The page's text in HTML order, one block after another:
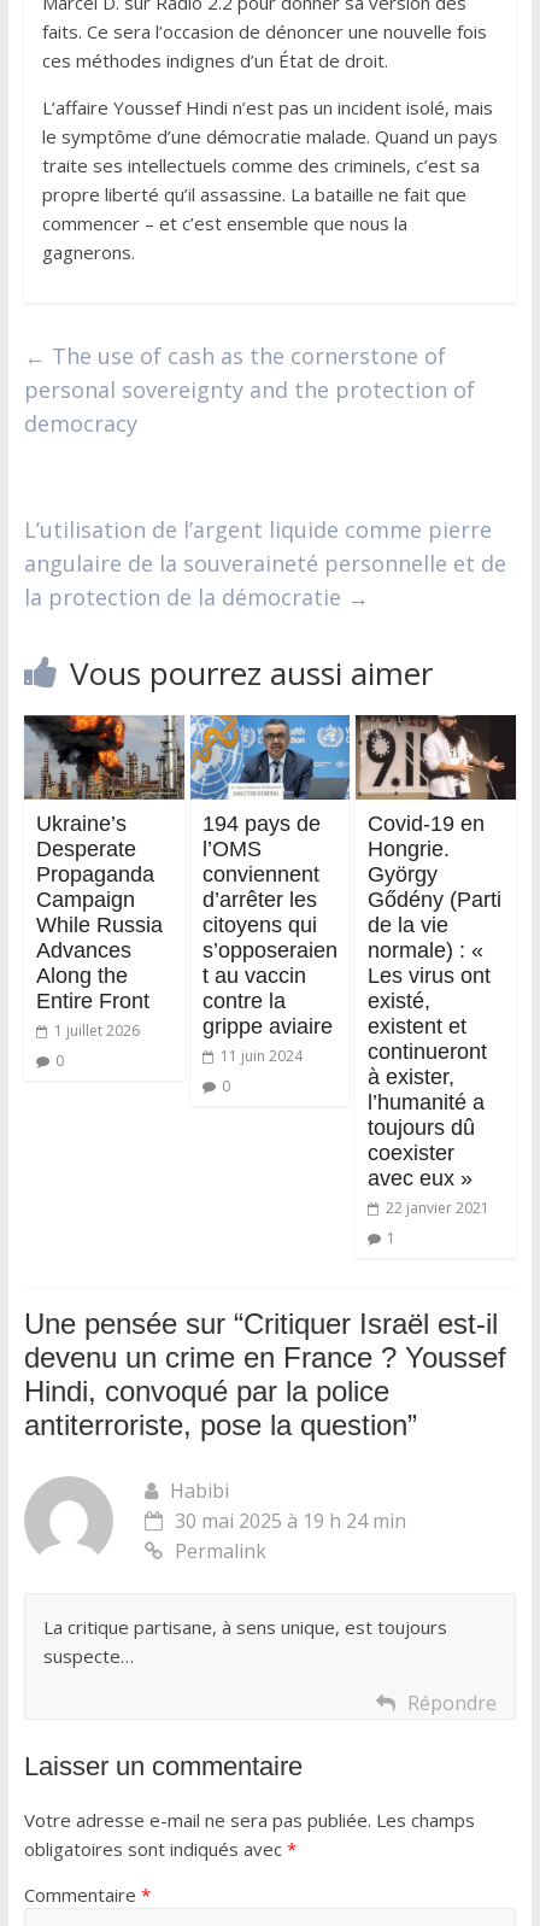
faits. Ce sera l’occasion de dénoncer une nouvelle fois
ces méthodes indignes d’un État de droit.
L’affaire Youssef Hindi n’est pas un incident isolé, mais
le symptôme d’une démocratie malade. Quand un pays
traite ses intellectuels comme des criminels, c’est sa
propre liberté qu’il assassine. La bataille ne fait que
commencer – et c’est ensemble que nous la
gagnerons.
← The use of cash as the cornerstone of
personal sovereignty and the protection of
democracy
L’utilisation de l’argent liquide comme pierre
angulaire de la souveraineté personnelle et de
la protection de la démocratie →
Vous pourrez aussi aimer
Ukraine’s
Desperate
Propaganda
Campaign
While Russia
Advances
Along the
Entire Front
1 juillet 2026
0
194 pays de
l’OMS
conviennent
d’arrêter les
citoyens qui
s’opposeraien
t au vaccin
contre la
grippe aviaire
11 juin 2024
0
Covid-19 en
Hongrie.
György
Gődény (Parti
de la vie
normale) : «
Les virus ont
existé,
existent et
continueront
à exister,
l’humanité a
toujours dû
coexister
avec eux »
22 janvier 2021
1
Une pensée sur “Critiquer Israël est-il
devenu un crime en France ? Youssef
Hindi, convoqué par la police
antiterroriste, pose la question”
Habibi
30 mai 2025 à 19 h 24 min
Permalink
La critique partisane, à sens unique, est toujours
suspecte…
Répondre
Laisser un commentaire
Votre adresse e-mail ne sera pas publiée. Les champs
obligatoires sont indiqués avec *
Commentaire *